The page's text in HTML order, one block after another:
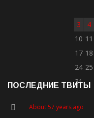
3
4
10 11
17 18
24 25
31
ПОСЛЕДНИЕ ТВИТЫ
About 57 years ago